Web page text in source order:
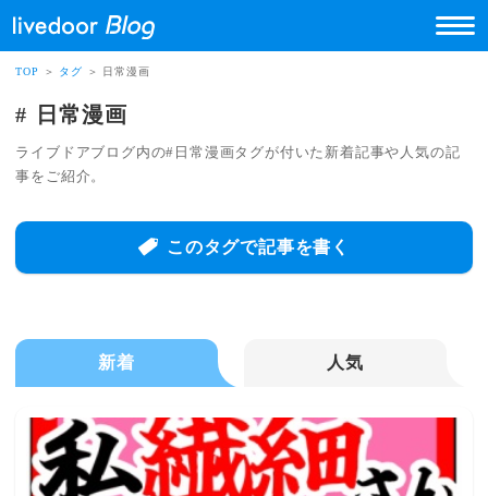
TOP ＞ タグ ＞ 日常漫画
日常漫画
ライブドアブログ内の#日常漫画タグが付いた新着記事や人気の記
事をご紹介。
このタグで記事を書く
新着 人気